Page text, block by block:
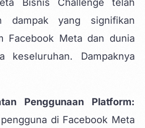
Bisnis Challenge telah
dampak yang signifikan
Facebook Meta dan dunia
keseluruhan. Dampaknya
Penggunaan Platform:
di Facebook Meta